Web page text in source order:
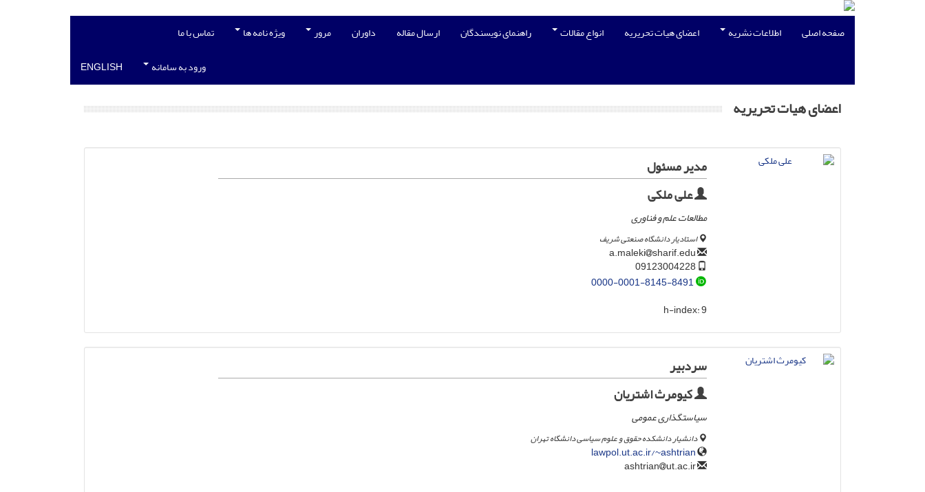
صفحه اصلی اطلاعات نشریه اعضای هیات تحریریه انواع مقالات راهنمای نویسندگان ارسال مقاله داوران مرور ویژه نامه ها
تماس با ما
ورود به سامانه
ENGLISH
اعضای هیات تحریریه
مدیر مسئول
علی ملکی
مطالعات علم و فناوری
استادیار دانشگاه صنعتی شریف
sharif.edu
0000-0001-8145-8491
h-index:9
سردبیر
کیومرث اشتریان
سیاستگذاری عمومی
دانشیار دانشکده حقوق و علوم سیاسی دانشگاه تهران
lawpol.ut.ac.ir/~ashtrian
ut.ac.ir